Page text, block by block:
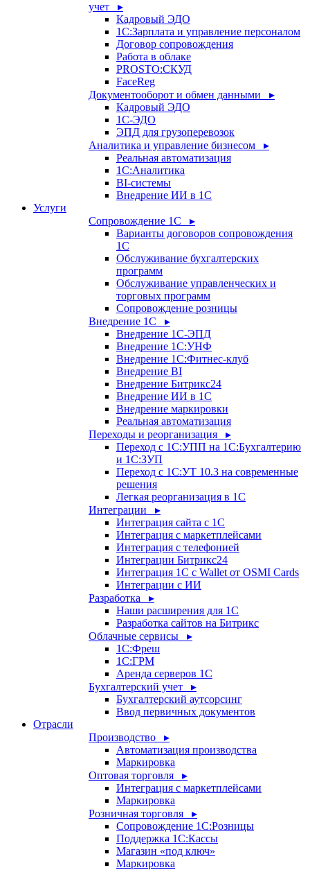
учет ▸
Кадровый ЭДО
1С:Зарплата и управление персоналом
Договор сопровождения
Работа в облаке
PROSTO:СКУД
FaceReg
Документооборот и обмен данными ▸
Кадровый ЭДО
1С-ЭДО
ЭПД для грузоперевозок
Аналитика и управление бизнесом ▸
Реальная автоматизация
1С:Аналитика
BI-системы
Внедрение ИИ в 1С
Услуги
Сопровождение 1С ▸
Варианты договоров сопровождения
1С
Обслуживание бухгалтерских
программ
Обслуживание управленческих и
торговых программ
Сопровождение розницы
Внедрение 1С ▸
Внедрение 1С-ЭПД
Внедрение 1С:УНФ
Внедрение 1С:Фитнес-клуб
Внедрение BI
Внедрение Битрикс24
Внедрение ИИ в 1С
Внедрение маркировки
Реальная автоматизация
Переходы и реорганизация ▸
Переход с 1С:УПП на 1С:Бухгалтерию
и 1С:ЗУП
Переход с 1С:УТ 10.3 на современные
решения
Легкая реорганизация в 1С
Интеграции ▸
Интеграция сайта с 1С
Интеграция с маркетплейсами
Интеграция с телефонией
Интеграции Битрикс24
Интеграция 1С с Wallet от OSMI Cards
Интеграции с ИИ
Разработка ▸
Наши расширения для 1С
Разработка сайтов на Битрикс
Облачные сервисы ▸
1С:Фреш
1С:ГРМ
Аренда серверов 1С
Бухгалтерский учет ▸
Бухгалтерский аутсорсинг
Ввод первичных документов
Отрасли
Производство ▸
Автоматизация производства
Маркировка
Оптовая торговля ▸
Интеграция с маркетплейсами
Маркировка
Розничная торговля ▸
Сопровождение 1С:Розницы
Поддержка 1С:Кассы
Магазин «под ключ»
Маркировка